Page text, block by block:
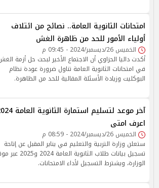
امتحانات الثانوية العامة.. نصائح من ائتلاف
أولياء الأمور للحد من ظاهرة الغش
الخميس 26/ديسمبر/2024 - 09:45 م
أكدت داليا الحزاوي أن الاجتماع الأخير لبحث حل أزمة
في امتحانات الثانوية العامة تناول ضرورة عودة نظام
البوكليت وزيادة الأسئلة المقالية للحد من الظاهرة.
اعرف امتى
الخميس 26/ديسمبر/2024 - 08:59 م
ستعلن وزارة التربية والتعليم في يناير المقبل عن إتاحة
تسجيل بيانات طلاب الثانوية العامة
الوزارة، ويشترط التسجيل لأداء الامتحانات.